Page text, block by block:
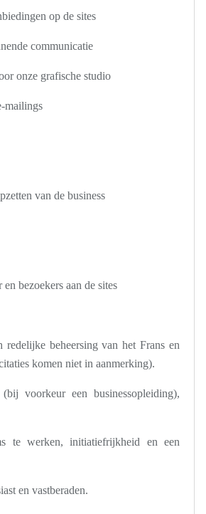
op de sites
communicatie
onze grafische studio
mailings
van de business
bezoekers aan de sites
beheersing van het Frans en
komen niet in aanmerking).
voorkeur een businessopleiding),
te werken, initiatiefrijkheid en een
en vastberaden.